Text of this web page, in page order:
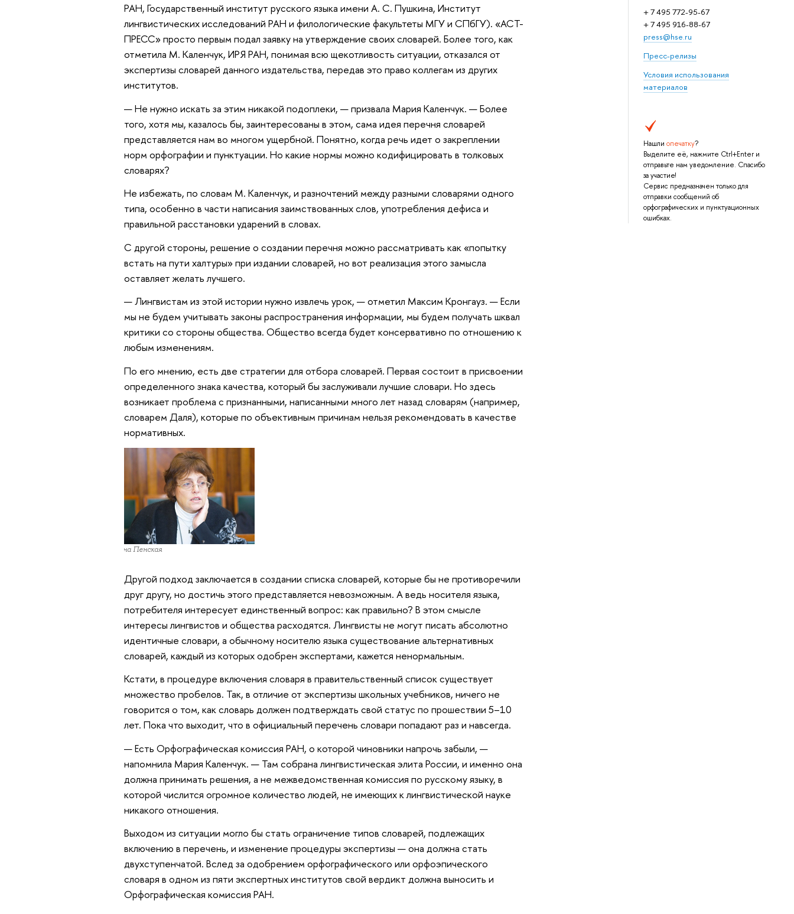
+ 7 495 772-95-67
+ 7 495 916-88-67
press@hse.ru
Пресс-релизы
Условия использования
материалов
Нашли опечатку?
Выделите её, нажмите Ctrl+Enter и
отправьте нам уведомление. Спасибо
за участие!
Сервис предназначен только для
отправки сообщений об
орфографических и пунктуационных
ошибках.
РАН, Государственный институт русского языка имени А. С. Пушкина, Институт
лингвистических исследований РАН и филологические факультеты МГУ и СПбГУ). «АСТ-
ПРЕСС» просто первым подал заявку на утверждение своих словарей. Более того, как
отметила М. Каленчук, ИРЯ РАН, понимая всю щекотливость ситуации, отказался от
экспертизы словарей данного издательства, передав это право коллегам из других
институтов.
— Не нужно искать за этим никакой подоплеки, — призвала Мария Каленчук. — Более
того, хотя мы, казалось бы, заинтересованы в этом, сама идея перечня словарей
представляется нам во многом ущербной. Понятно, когда речь идет о закреплении
норм орфографии и пунктуации. Но какие нормы можно кодифицировать в толковых
словарях?
Не избежать, по словам М. Каленчук, и разночтений между разными словарями одного
типа, особенно в части написания заимствованных слов, употребления дефиса и
правильной расстановки ударений в словах.
С другой стороны, решение о создании перечня можно рассматривать как «попытку
встать на пути халтуры» при издании словарей, но вот реализация этого замысла
оставляет желать лучшего.
— Лингвистам из этой истории нужно извлечь урок, — отметил Максим Кронгауз. — Если
мы не будем учитывать законы распространения информации, мы будем получать шквал
критики со стороны общества. Общество всегда будет консервативно по отношению к
любым изменениям.
По его мнению, есть две стратегии для отбора словарей. Первая состоит в присвоении
определенного знака качества, который бы заслуживали лучшие словари. Но здесь
возникает проблема с признанными, написанными много лет назад словарям (например,
словарем Даля), которые по объективным причинам нельзя рекомендовать в качестве
нормативных.
Елена Пенская
Другой подход заключается в создании списка словарей, которые бы не противоречили
друг другу, но достичь этого представляется невозможным. А ведь носителя языка,
потребителя интересует единственный вопрос: как правильно? В этом смысле
интересы лингвистов и общества расходятся. Лингвисты не могут писать абсолютно
идентичные словари, а обычному носителю языка существование альтернативных
словарей, каждый из которых одобрен экспертами, кажется ненормальным.
Кстати, в процедуре включения словаря в правительственный список существует
множество пробелов. Так, в отличие от экспертизы школьных учебников, ничего не
говорится о том, как словарь должен подтверждать свой статус по прошествии 5–10
лет. Пока что выходит, что в официальный перечень словари попадают раз и навсегда.
— Есть Орфографическая комиссия РАН, о которой чиновники напрочь забыли, —
напомнила Мария Каленчук. — Там собрана лингвистическая элита России, и именно она
должна принимать решения, а не межведомственная комиссия по русскому языку, в
которой числится огромное количество людей, не имеющих к лингвистической науке
никакого отношения.
Выходом из ситуации могло бы стать ограничение типов словарей, подлежащих
включению в перечень, и изменение процедуры экспертизы — она должна стать
двухступенчатой. Вслед за одобрением орфографического или орфоэпического
словаря в одном из пяти экспертных институтов свой вердикт должна выносить и
Орфографическая комиссия РАН.